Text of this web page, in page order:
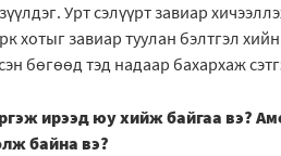
Урт сэлүүрт завиар
хотыг завиар туулан бэлтгэл
бөгөөд тэд надаар бахархаж
ирээд юу хийж байгаа вэ?
байна вэ?